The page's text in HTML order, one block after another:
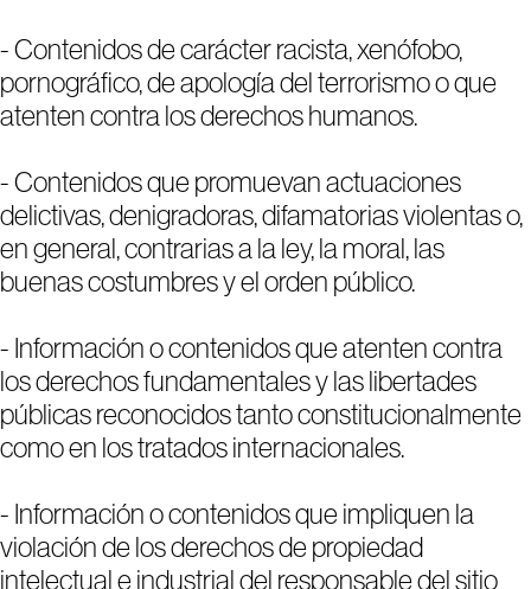
- Contenidos de carácter racista, xenófobo,
pornográfico, de apología del terrorismo o que
atenten contra los derechos humanos.
- Contenidos que promuevan actuaciones
delictivas, denigradoras, difamatorias violentas o,
en general, contrarias a la ley, la moral, las
buenas costumbres y el orden público.
- Información o contenidos que atenten contra
los derechos fundamentales y las libertades
públicas reconocidos tanto constitucionalmente
como en los tratados internacionales.
- Información o contenidos que impliquen la
violación de los derechos de propiedad
intelectual e industrial del responsable del sitio